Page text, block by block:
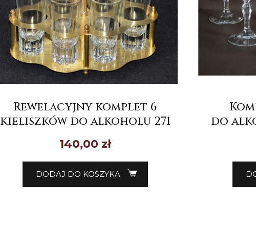
Rewelacyjny komplet 6
kieliszków do alkoholu 271
140,00 zł
DODAJ DO KOSZYKA
do